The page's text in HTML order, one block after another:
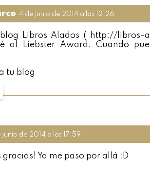
4 de junio de 2014 a las 12:26
Libros Alados ( http://libros-
al Liebster Award. Cuando
tu blog
junio de 2014 a las 17:59
gracias! Ya me paso por allá :D